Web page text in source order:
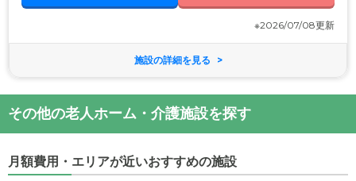
※2026/07/08更新
施設の詳細を見る
その他の老人ホーム・介護施設を探す
月額費用・エリアが近いおすすめの施設